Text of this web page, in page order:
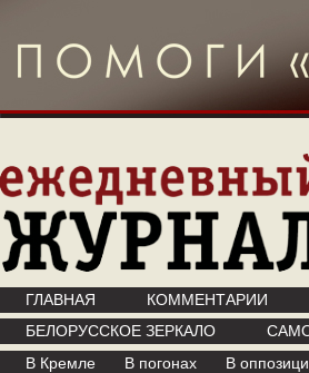
ГЛАВНАЯ КОММЕНТАРИИ
БЕЛОРУССКОЕ ЗЕРКАЛО
В Кремле
В погонах В